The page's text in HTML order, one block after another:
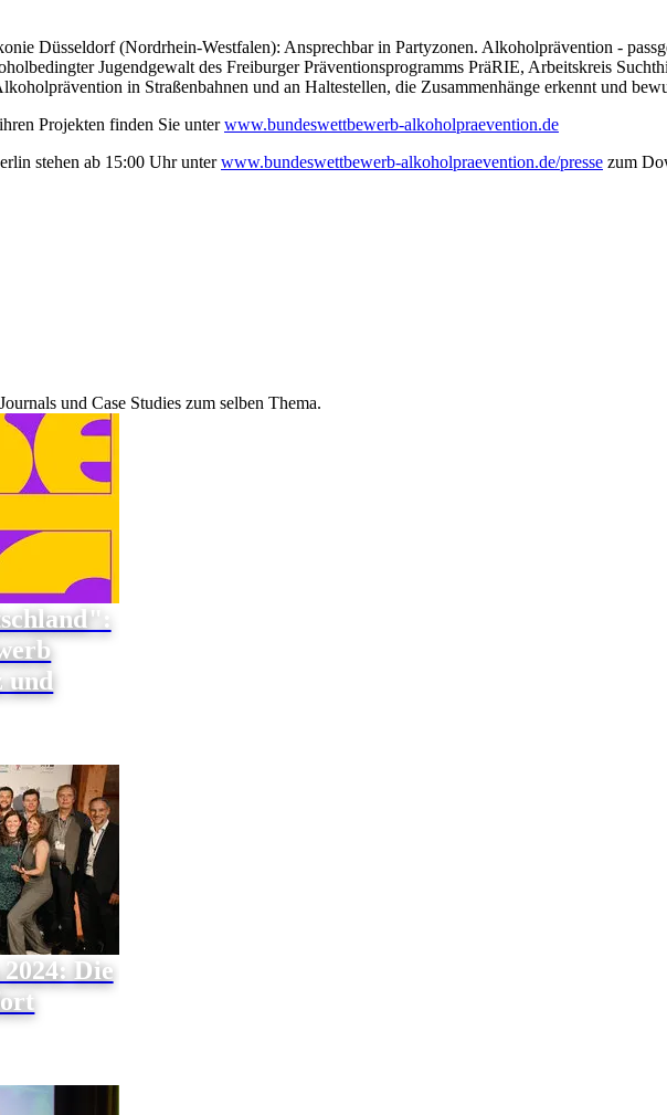
Düsseldorf (Nordrhein-Westfalen): Ansprechbar in Partyzonen. Alkoholprävention -
Jugendgewalt des Freiburger Präventionsprogramms PräRIE, Arbeitskreis
in Straßenbahnen und an Haltestellen, die Zusammenhänge erkennt und
Projekten finden Sie unterwww.bundeswettbewerb-alkoholpraevention.de
stehen ab 15:00 Uhr unterwww.bundeswettbewerb-alkoholpraevention.de/presse zum
und Case Studies zum selben Thema.
und
Die